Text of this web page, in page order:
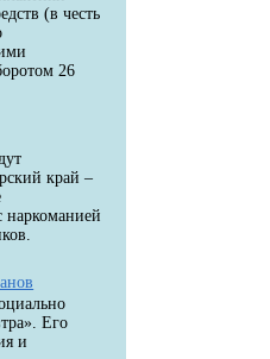
(в честь
26
край –
Его
и